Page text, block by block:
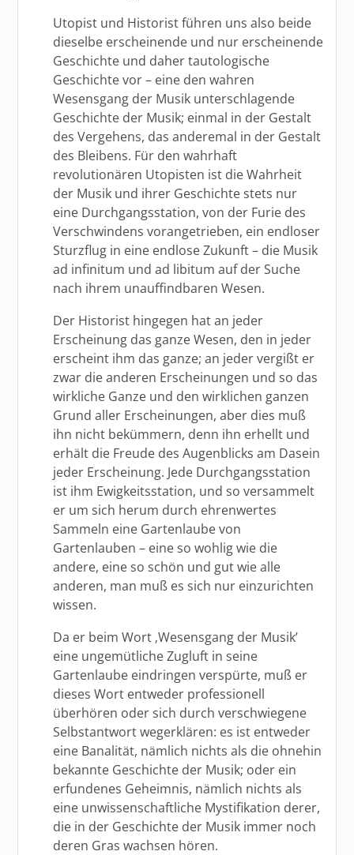
Utopist und Historist führen uns also beide
dieselbe erscheinende und nur erscheinende
Geschichte und daher tautologische
Geschichte vor – eine den wahren
Wesensgang der Musik unterschlagende
Geschichte der Musik; einmal in der Gestalt
des Vergehens, das anderemal in der Gestalt
des Bleibens. Für den wahrhaft
revolutionären Utopisten ist die Wahrheit
der Musik und ihrer Geschichte stets nur
eine Durchgangsstation, von der Furie des
Verschwindens vorangetrieben, ein endloser
Sturzflug in eine endlose Zukunft – die Musik
ad infinitum und ad libitum auf der Suche
nach ihrem unauffindbaren Wesen.
Der Historist hingegen hat an jeder
Erscheinung das ganze Wesen, den in jeder
erscheint ihm das ganze; an jeder vergißt er
zwar die anderen Erscheinungen und so das
wirkliche Ganze und den wirklichen ganzen
Grund aller Erscheinungen, aber dies muß
ihn nicht bekümmern, denn ihn erhellt und
erhält die Freude des Augenblicks am Dasein
jeder Erscheinung. Jede Durchgangsstation
ist ihm Ewigkeitsstation, und so versammelt
er um sich herum durch ehrenwertes
Sammeln eine Gartenlaube von
Gartenlauben – eine so wohlig wie die
andere, eine so schön und gut wie alle
anderen, man muß es sich nur einzurichten
wissen.
Da er beim Wort ‚Wesensgang der Musik’
eine ungemütliche Zugluft in seine
Gartenlaube eindringen verspürte, muß er
dieses Wort entweder professionell
überhören oder sich durch verschwiegene
Selbstantwort wegerklären: es ist entweder
eine Banalität, nämlich nichts als die ohnehin
bekannte Geschichte der Musik; oder ein
erfundenes Geheimnis, nämlich nichts als
eine unwissenschaftliche Mystifikation derer,
die in der Geschichte der Musik immer noch
deren Gras wachsen hören.